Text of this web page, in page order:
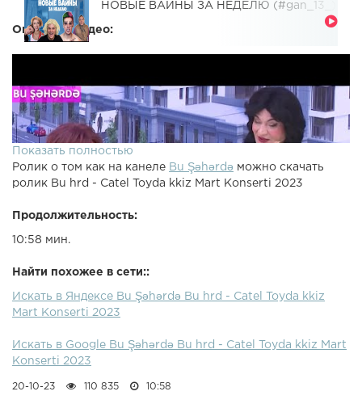
НОВЫЕ ВАЙНЫ ЗА НЕДЕЛЮ (#gan_13_)
Описание видео:
Показать полностью
Ролик о том как на канеле Bu Şəhərdə можно скачать
ролик Bu hrd - Catel Toyda kkiz Mart Konserti 2023
Продолжительность:
10:58 мин.
Найти похожее в сети::
Искать в Яндексе Bu Şəhərdə Bu hrd - Catel Toyda kkiz
Mart Konserti 2023
Искать в Google Bu Şəhərdə Bu hrd - Catel Toyda kkiz Mart
Konserti 2023
20-10-23 110 835 10:58